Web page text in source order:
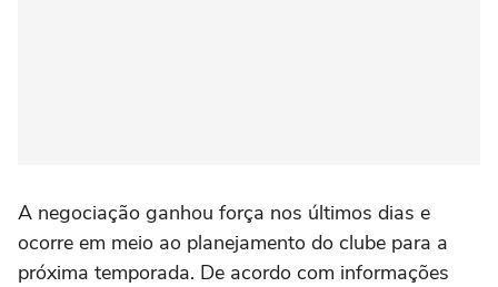
A negociação ganhou força nos últimos dias e
ocorre em meio ao planejamento do clube para a
próxima temporada. De acordo com informações